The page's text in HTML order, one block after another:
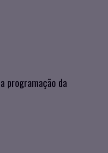
programação da